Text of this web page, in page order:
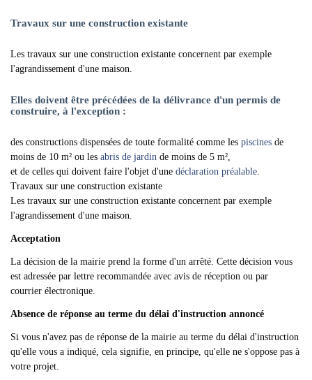
Travaux sur une construction existante
Les travaux sur une construction existante concernent par exemple
l'agrandissement d'une maison.
Elles doivent être précédées de la délivrance d'un permis de
construire, à l'exception :
des constructions dispensées de toute formalité comme les piscines de
moins de 10 m² ou les abris de jardin de moins de 5 m²,
et de celles qui doivent faire l'objet d'une déclaration préalable.
Travaux sur une construction existante
Les travaux sur une construction existante concernent par exemple
l'agrandissement d'une maison.
Acceptation
La décision de la mairie prend la forme d'un arrêté. Cette décision vous
est adressée par lettre recommandée avec avis de réception ou par
courrier électronique.
Absence de réponse au terme du délai d'instruction annoncé
Si vous n'avez pas de réponse de la mairie au terme du délai d'instruction
qu'elle vous a indiqué, cela signifie, en principe, qu'elle ne s'oppose pas à
votre projet.